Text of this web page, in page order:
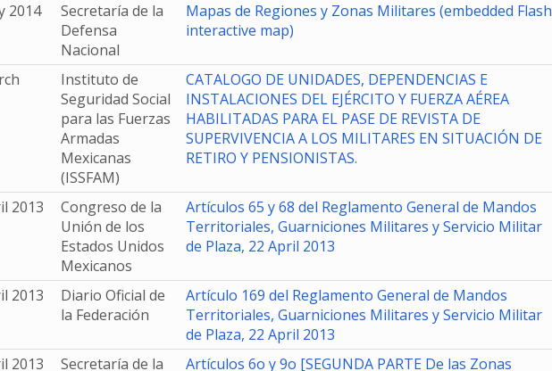
2014
Secretaría de la
Defensa
Nacional
Mapas de Regiones y Zonas Militares (embedded Flash
interactive map)
Instituto de
Seguridad Social
para las Fuerzas
Armadas
Mexicanas
(ISSFAM)
CATALOGO DE UNIDADES, DEPENDENCIAS E
INSTALACIONES DEL EJÉRCITO Y FUERZA AÉREA
HABILITADAS PARA EL PASE DE REVISTA DE
SUPERVIVENCIA A LOS MILITARES EN SITUACIÓN DE
RETIRO Y PENSIONISTAS.
2013
Congreso de la
Unión de los
Estados Unidos
Mexicanos
Artículos 65 y 68 del Reglamento General de Mandos
Territoriales, Guarniciones Militares y Servicio Militar
de Plaza, 22 April 2013
2013
Diario Oficial de
la Federación
Artículo 169 del Reglamento General de Mandos
Territoriales, Guarniciones Militares y Servicio Militar
de Plaza, 22 April 2013
2013
Secretaría de la Artículos 6o y 9o [SEGUNDA PARTE De las Zonas